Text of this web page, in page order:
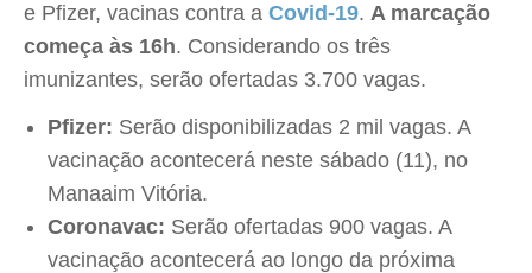
e Pfizer, vacinas contra a Covid-19. A marcação
começa às 16h. Considerando os três
imunizantes, serão ofertadas 3.700 vagas.
Pfizer: Serão disponibilizadas 2 mil vagas. A
vacinação acontecerá neste sábado (11), no
Manaaim Vitória.
Coronavac: Serão ofertadas 900 vagas. A
vacinação acontecerá ao longo da próxima